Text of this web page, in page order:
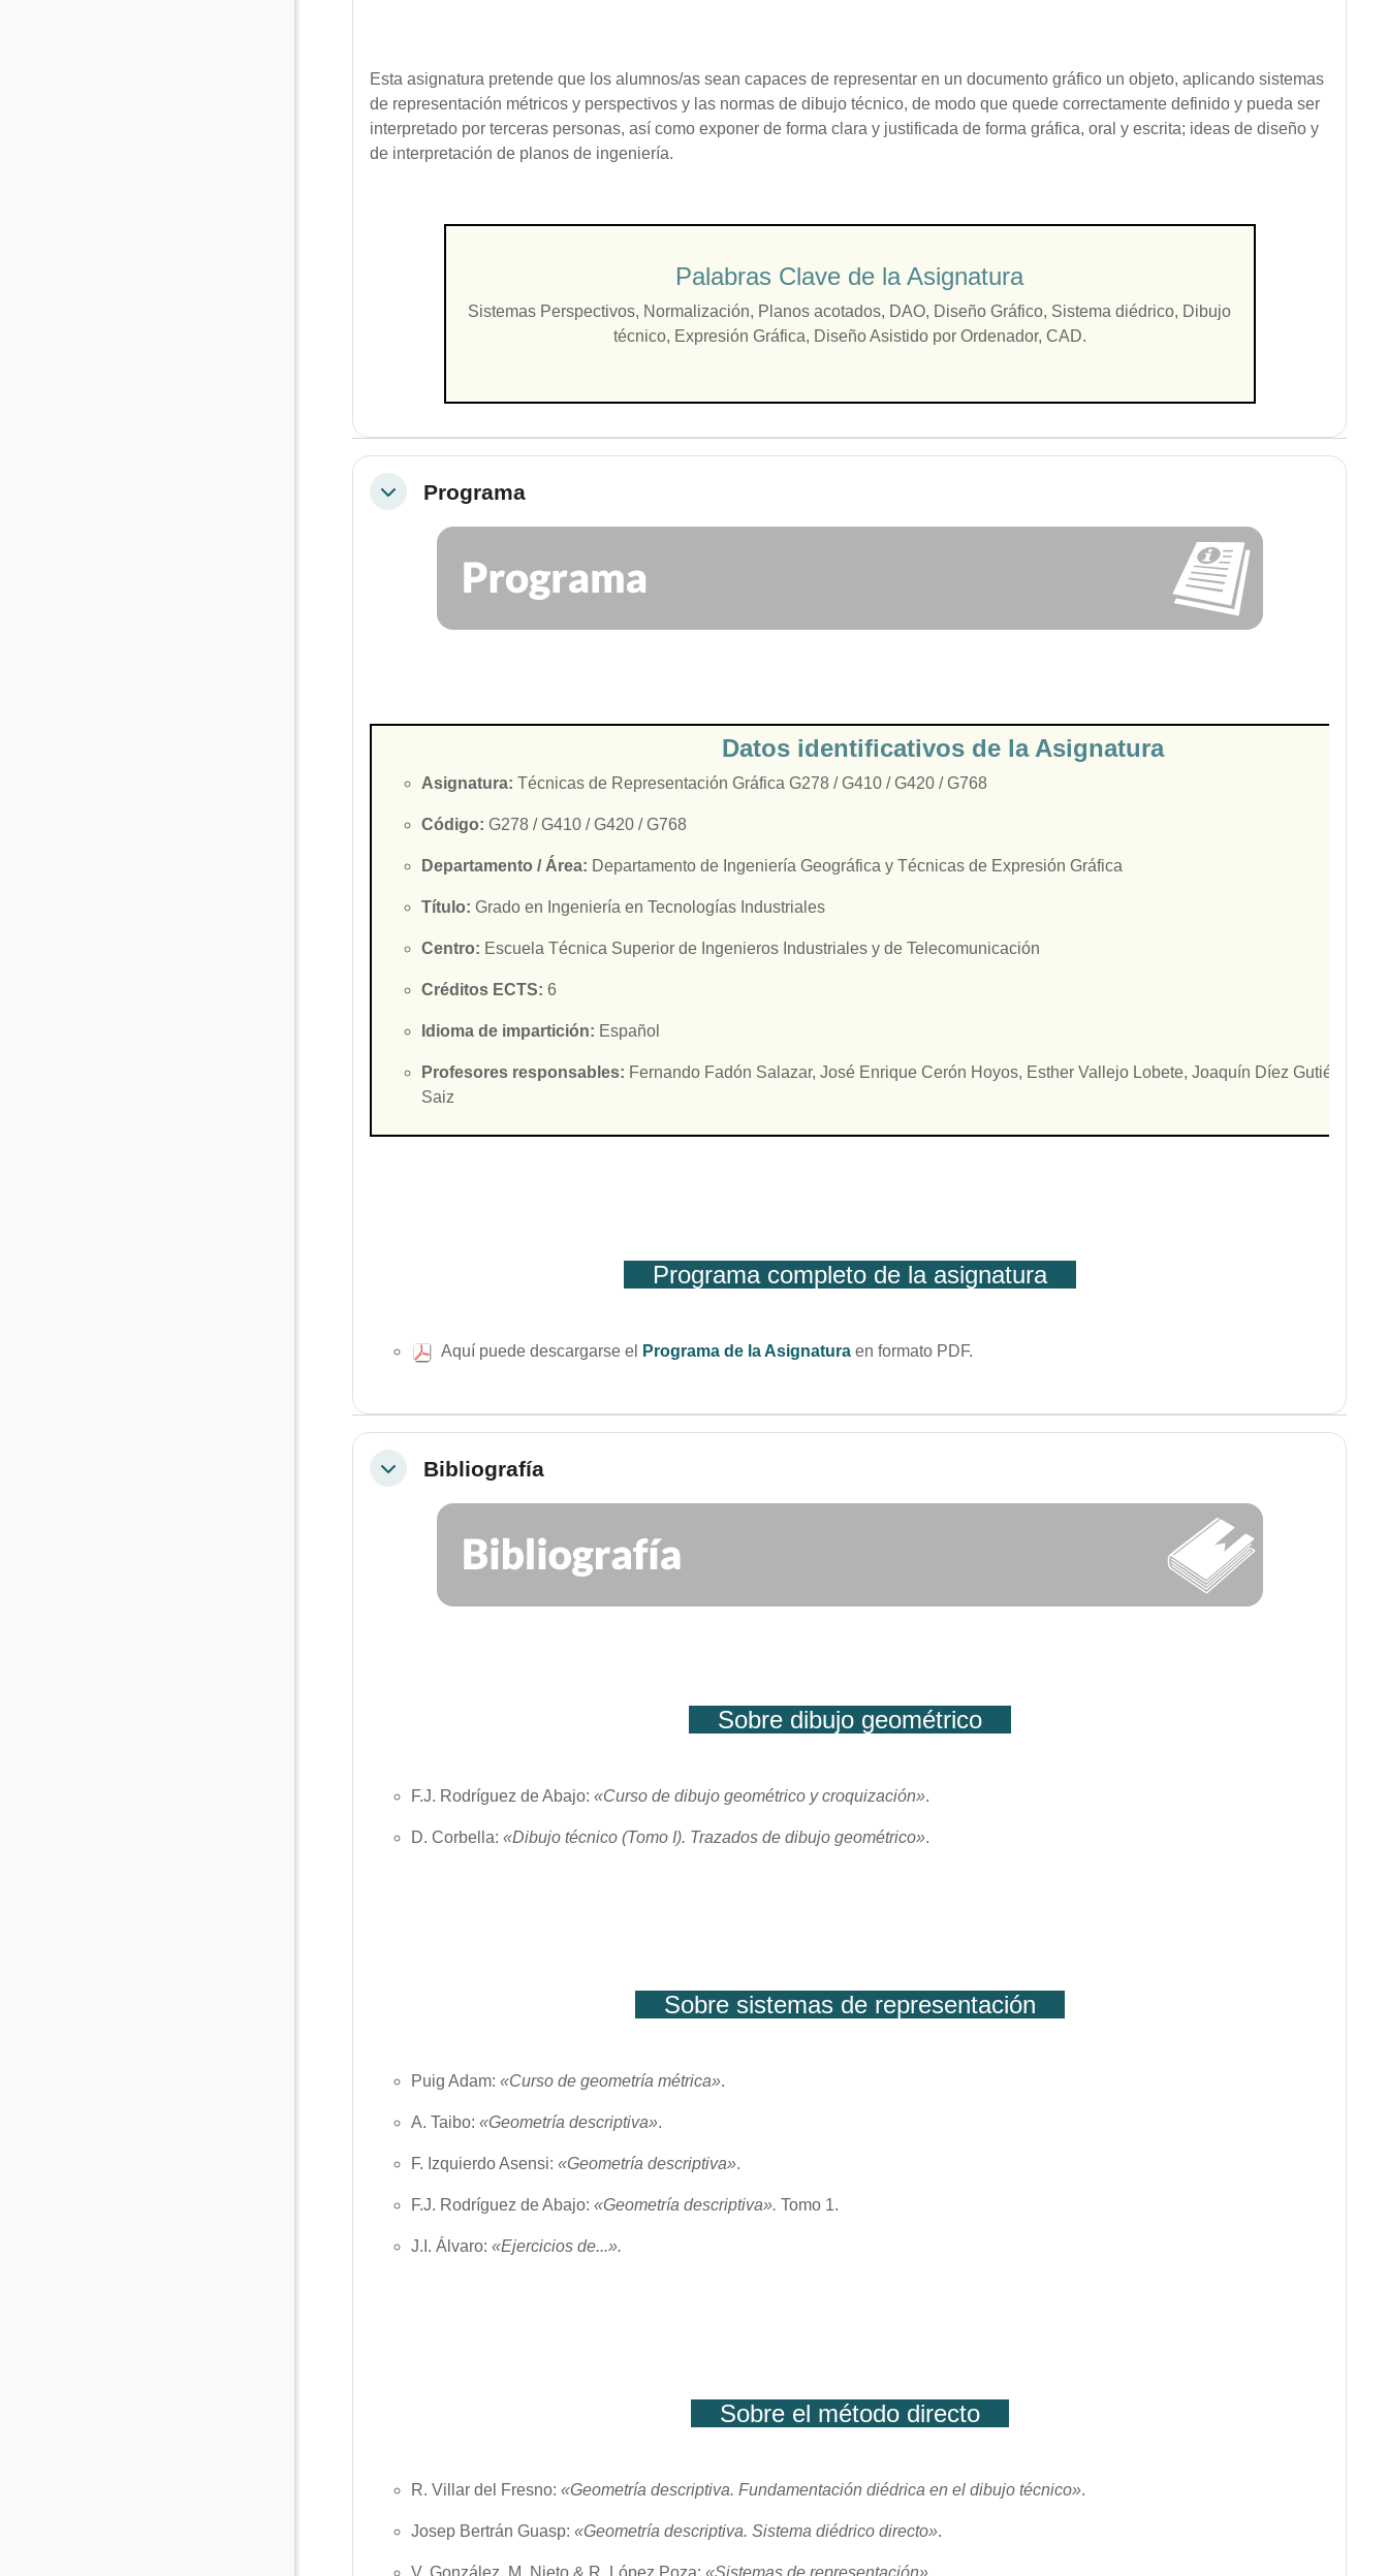
Esta asignatura pretende que los alumnos/as sean capaces de representar en un documento gráfico un objeto, aplicando sistemas
de representación métricos y perspectivos y las normas de dibujo técnico, de modo que quede correctamente definido y pueda ser
interpretado por terceras personas, así como exponer de forma clara y justificada de forma gráfica, oral y escrita; ideas de diseño y
de interpretación de planos de ingeniería.
Palabras Clave de la Asignatura
Sistemas Perspectivos, Normalización, Planos acotados, DAO, Diseño Gráfico, Sistema diédrico, Dibujo
técnico, Expresión Gráfica, Diseño Asistido por Ordenador, CAD.
ColapsarPrograma
Datos identificativos de la Asignatura
Asignatura: Técnicas de Representación Gráfica G278 / G410 / G420 / G768
Código: G278 / G410 / G420 / G768
Departamento / Área: Departamento de Ingeniería Geográfica y Técnicas de Expresión Gráfica
Título: Grado en Ingeniería en Tecnologías Industriales
Centro: Escuela Técnica Superior de Ingenieros Industriales y de Telecomunicación
Créditos ECTS: 6
Idioma de impartición: Español
Profesores responsables: Fernando Fadón Salazar, José Enrique Cerón Hoyos, Esther Vallejo Lobete, Joaquín Díez Gutiérrez y
Saiz
Programa completo de la asignatura
Aquí puede descargarse el Programa de la Asignatura en formato PDF.
ColapsarBibliografía
Sobre dibujo geométrico
F.J. Rodríguez de Abajo: «Curso de dibujo geométrico y croquización».
D. Corbella: «Dibujo técnico (Tomo I). Trazados de dibujo geométrico».
Sobre sistemas de representación
Puig Adam: «Curso de geometría métrica».
A. Taibo: «Geometría descriptiva».
F. Izquierdo Asensi: «Geometría descriptiva».
F.J. Rodríguez de Abajo: «Geometría descriptiva». Tomo 1.
J.I. Álvaro: «Ejercicios de...».
Sobre el método directo
R. Villar del Fresno: «Geometría descriptiva. Fundamentación diédrica en el dibujo técnico».
Josep Bertrán Guasp: «Geometría descriptiva. Sistema diédrico directo».
V. González, M. Nieto & R. López Poza: «Sistemas de representación»